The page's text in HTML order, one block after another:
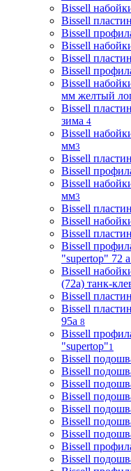
Bissell
Bissell
Bissell
Bissell
Bissell
Bissell
Bissell
мм желтый
Bissell
зима 4
Bissell
мм3
Bissell
Bissell
Bissell
мм3
Bissell
Bissell
Bissell
Bissell
"supertop" 72
Bissell
(72a) танк-
Bissell
Bissell
95а 8
Bissell
"supertop"1
Bissell
Bissell
Bissell
Bissell
Bissell
Bissell
Bissell
Bissell
Bissell